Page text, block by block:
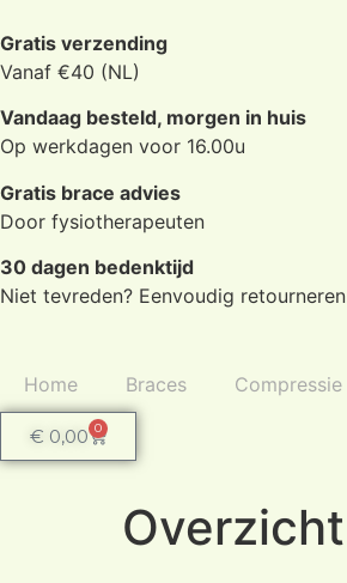
Gratis verzending
Vanaf €40 (NL)
Vandaag besteld, morgen in huis
Op werkdagen voor 16.00u
Gratis brace advies
Door fysiotherapeuten
30 dagen bedenktijd
Niet tevreden? Eenvoudig retourneren
Home Braces Compressie
€ 0,00 0